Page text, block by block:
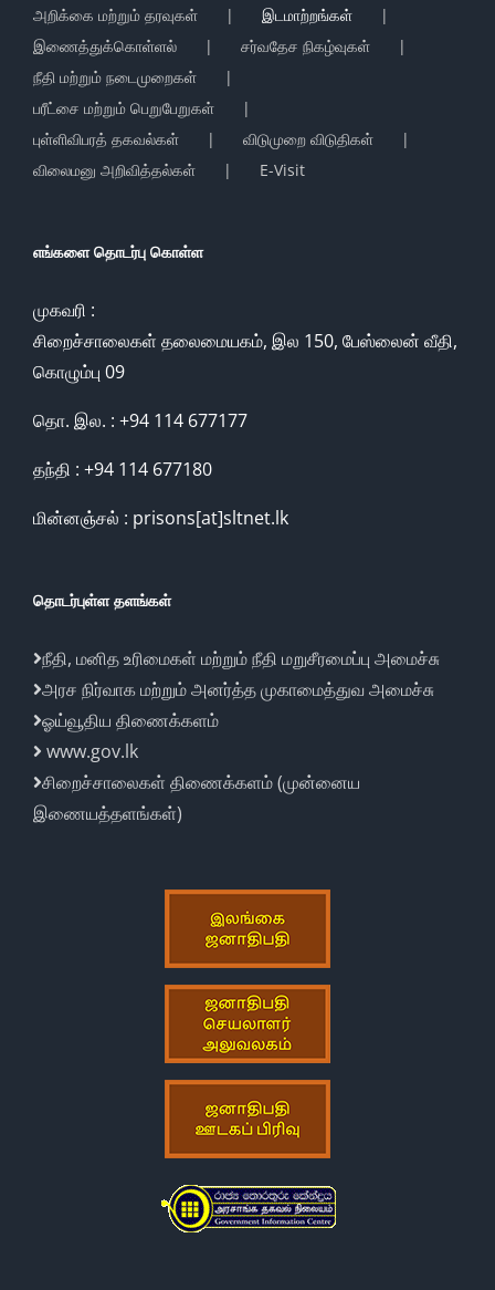
அறிக்கை மற்றும் தரவுகள்
இடமாற்றங்கள்
இணைத்துக்கொள்ளல்
சர்வதேச நிகழ்வுகள்
நீதி மற்றும் நடைமுறைகள்
பரீட்சை மற்றும் பெறுபேறுகள்
புள்ளிவிபரத் தகவல்கள்
விடுமுறை விடுதிகள்
விலைமனு அறிவித்தல்கள்
E-Visit
எங்களை தொடர்பு கொள்ள
முகவரி :
சிறைச்சாலைகள் தலைமையகம், இல 150, பேஸ்லைன் வீதி,
கொழும்பு 09
தொ. இல. : +94 114 677177
தந்தி : +94 114 677180
மின்னஞ்சல் : prisons[at]sltnet.lk
தொடர்புள்ள தளங்கள்
நீதி, மனித உரிமைகள் மற்றும் நீதி மறுசீரமைப்பு அமைச்சு
அரச நிர்வாக மற்றும் அனர்த்த முகாமைத்துவ அமைச்சு
ஓய்வூதிய திணைக்களம்
www.gov.lk
சிறைச்சாலைகள் திணைக்களம் (முன்னைய
இணையத்தளங்கள்)